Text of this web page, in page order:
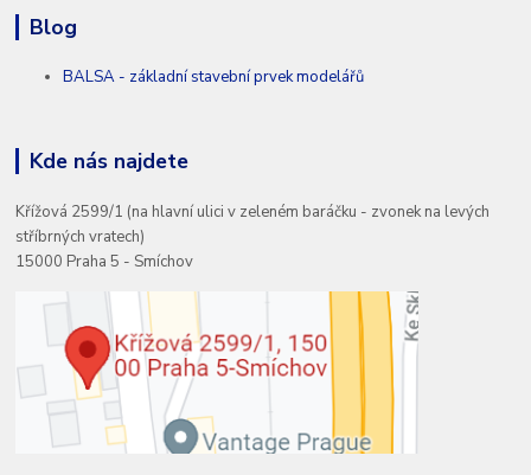
Blog
BALSA - základní stavební prvek modelářů
Kde nás najdete
Křížová 2599/1 (na hlavní ulici v zeleném baráčku - zvonek na levých
stříbrných vratech)
15000 Praha 5 - Smíchov